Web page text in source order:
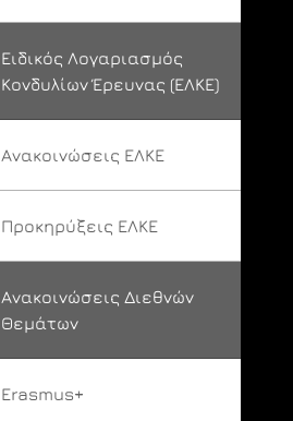
Ειδικός Λογαριασμός
Κονδυλίων Έρευνας (ΕΛΚΕ)
Ανακοινώσεις ΕΛΚΕ
Προκηρύξεις ΕΛΚΕ
Ανακοινώσεις Διεθνών
Θεμάτων
Erasmus+